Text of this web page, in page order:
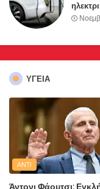
ΥΓΕΙΑ
ANTI
Άντονι Φάουτσι: